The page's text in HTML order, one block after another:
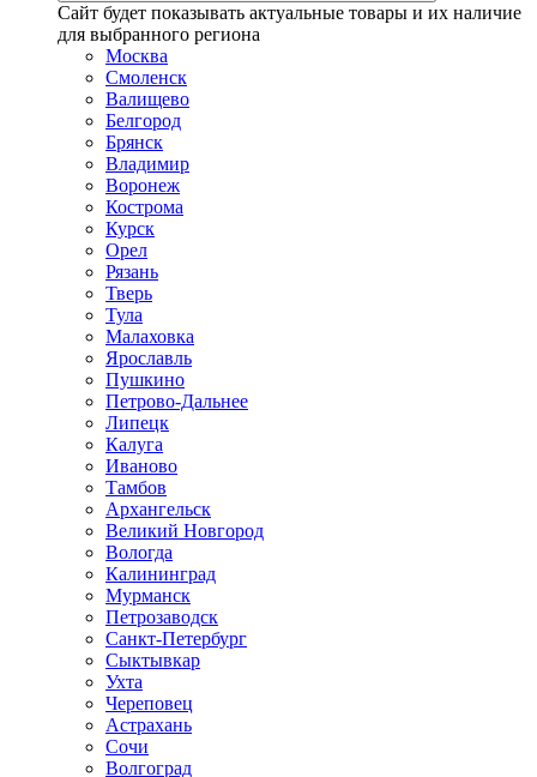
Сайт будет показывать актуальные товары и их наличие
для выбранного региона
Москва
Смоленск
Валищево
Белгород
Брянск
Владимир
Воронеж
Кострома
Курск
Орел
Рязань
Тверь
Тула
Малаховка
Ярославль
Пушкино
Петрово-Дальнее
Липецк
Калуга
Иваново
Тамбов
Архангельск
Великий Новгород
Вологда
Калининград
Мурманск
Петрозаводск
Санкт-Петербург
Сыктывкар
Ухта
Череповец
Астрахань
Сочи
Волгоград